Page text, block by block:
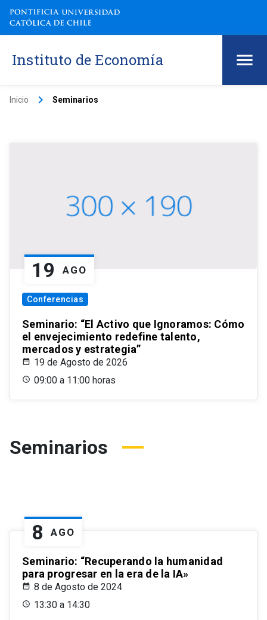
Instituto de Economía
Inicio keyboard_arrow_right Seminarios
19 AGO
Conferencias
Seminario: “El Activo que Ignoramos: Cómo
el envejecimiento redefine talento,
mercados y estrategia”
19 de Agosto de 2026
09:00 a 11:00 horas
Seminarios
8 AGO
Seminario: “Recuperando la humanidad
para progresar en la era de la IA»
8 de Agosto de 2024
13:30 a 14:30